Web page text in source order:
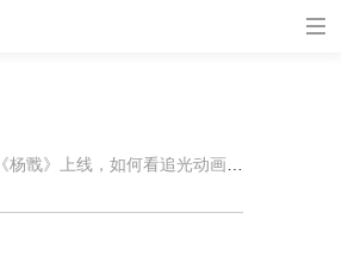
《杨戬》上线，如何看追光动画前作不卡？